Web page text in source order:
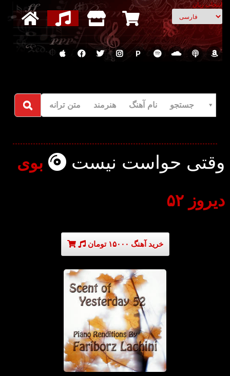
انتخاب زبان
P
جستجو نام آهنگ هنرمند متن ترانه
وقتی حواست نیست بوی
دیروز ۵۲
خرید آهنگ ۱۵۰۰۰ تومان